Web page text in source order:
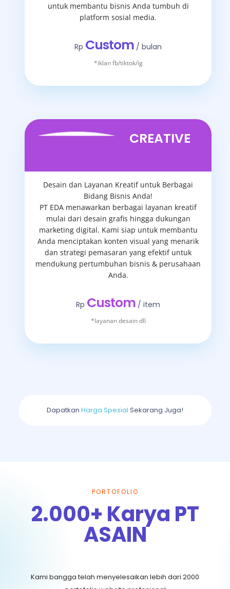
untuk membantu bisnis Anda tumbuh di
platform sosial media.
Rp Custom / bulan
*iklan fb/tiktok/ig
CREATIVE
Desain dan Layanan Kreatif untuk Berbagai
Bidang Bisnis Anda!
PT EDA menawarkan berbagai layanan kreatif
mulai dari desain grafis hingga dukungan
marketing digital. Kami siap untuk membantu
Anda menciptakan konten visual yang menarik
dan strategi pemasaran yang efektif untuk
mendukung pertumbuhan bisnis & perusahaan
Anda.
Rp Custom / item
*layanan desain dll
Dapatkan Harga Spesial Sekarang Juga!
PORTOFOLIO
2.000+ Karya PT
ASAIN
Kami bangga telah menyelesaikan lebih dari 2000